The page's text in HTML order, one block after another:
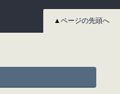
▲ページの先頭へ